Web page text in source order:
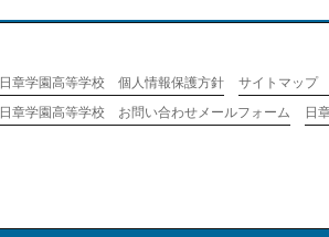
日章学園高等学校 個人情報保護方針 サイトマップ
日章学園高等学校 お問い合わせメールフォーム
日